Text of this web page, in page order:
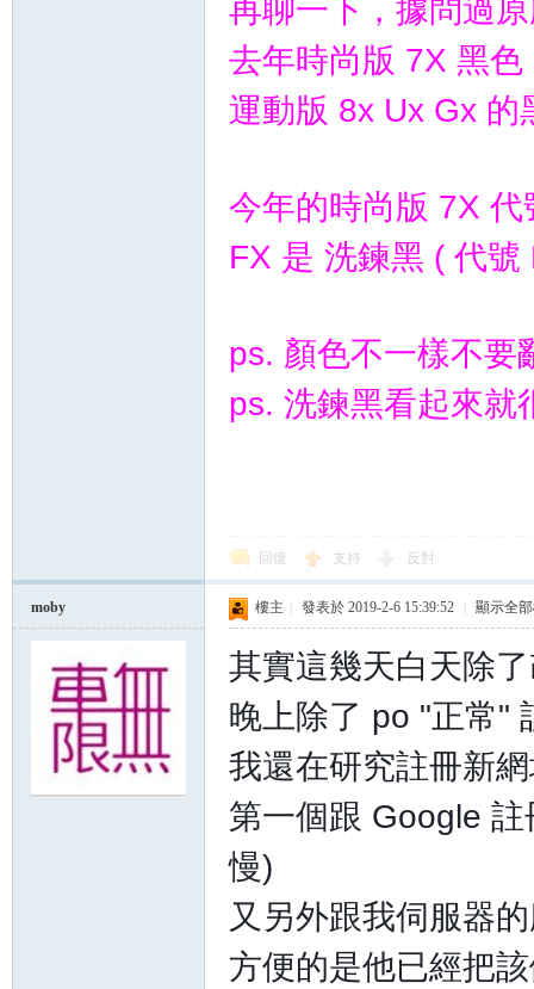
再聊一下，據問過
去年時尚版 7X 黑
運動版 8x Ux Gx 的
今年的時尚版 7X
FX 是 洗鍊黑 ( 代
ps. 顏色不一樣不要
ps. 洗鍊黑看起來就
回復 支持 反對
moby 樓主 發表於 2019-2-6 15:39:52 顯示全
其實這幾天白天除
晚上除了 po "正常"
我還在研究註冊新
第一個跟 Google
慢)
又另外跟我伺服器
方便的是他已經把